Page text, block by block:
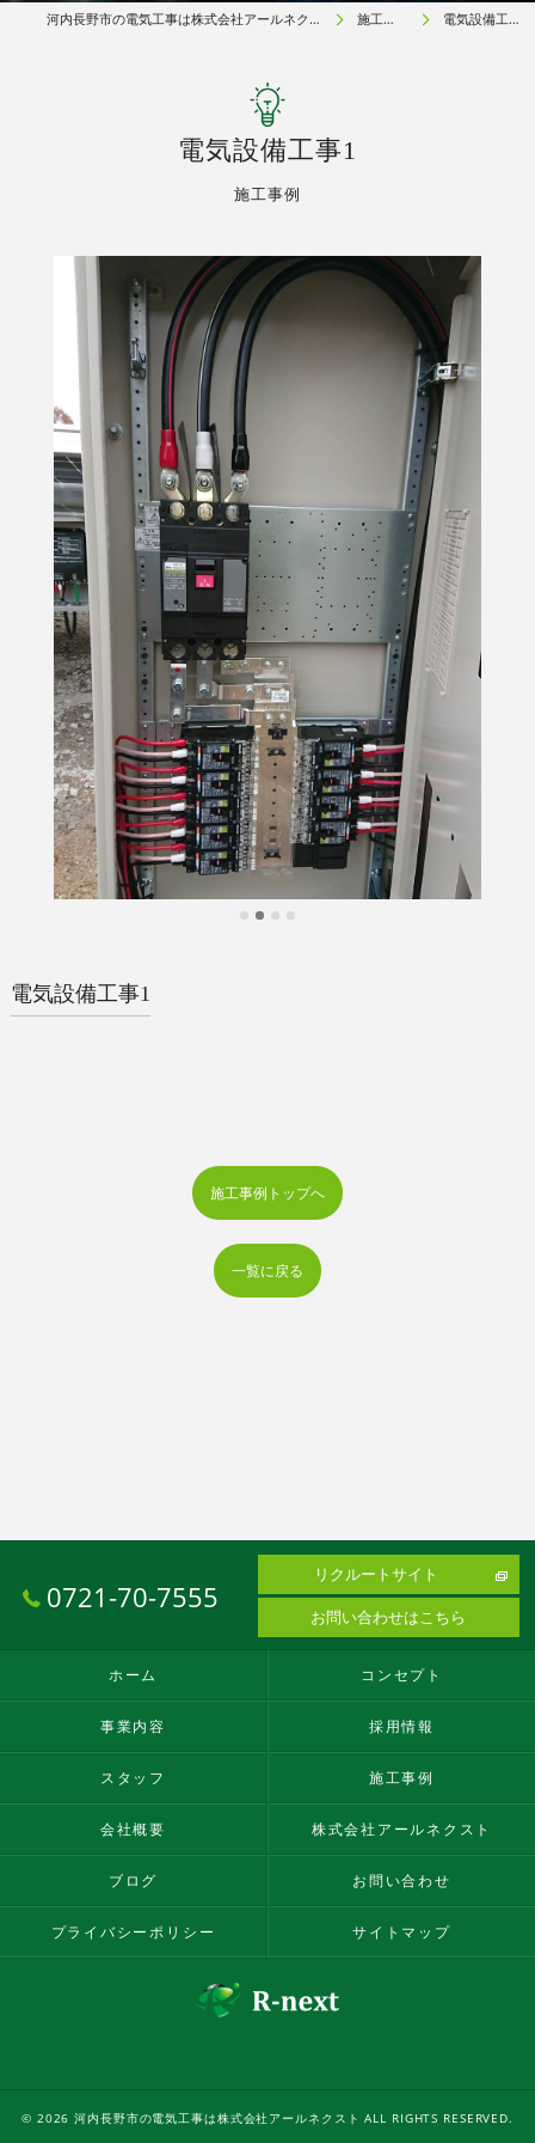
河内長野市の電気工事は株式会社アールネクスト 施工事例 電気設備工事1
施工事例
電気設備工事1
電気設備工事1
施工事例トップへ
一覧に戻る
0721-70-7555
リクルートサイト
お問い合わせはこちら
ホーム コンセプト
事業内容 採用情報
スタッフ 施工事例
会社概要 株式会社アールネクスト
ブログ お問い合わせ
プライバシーポリシー サイトマップ
© 2026 河内長野市の電気工事は株式会社アールネクスト ALL RIGHTS RESERVED.